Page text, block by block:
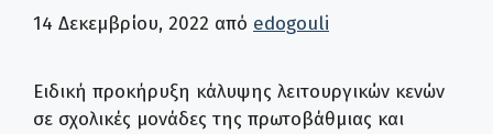
14 Δεκεμβρίου, 2022 από edogouli
Ειδική προκήρυξη κάλυψης λειτουργικών κενών
σε σχολικές μονάδες της πρωτοβάθμιας και